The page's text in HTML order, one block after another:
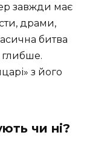
завжди має
драми,
битва
глибше.
з його
чи ні?